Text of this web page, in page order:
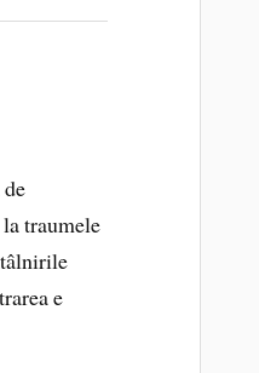
traumele
e